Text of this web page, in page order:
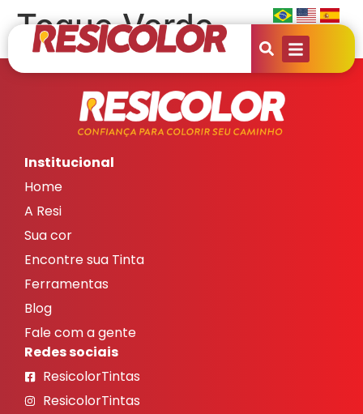
Toque Verde
Institucional
Home
A Resi
Sua cor
Encontre sua Tinta
Ferramentas
Blog
Fale com a gente
Redes sociais
ResicolorTintas
ResicolorTintas